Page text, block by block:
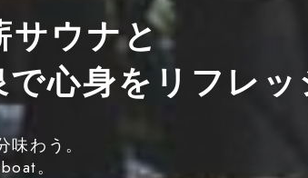
サウナと
で心身をリフレ
わう。
。